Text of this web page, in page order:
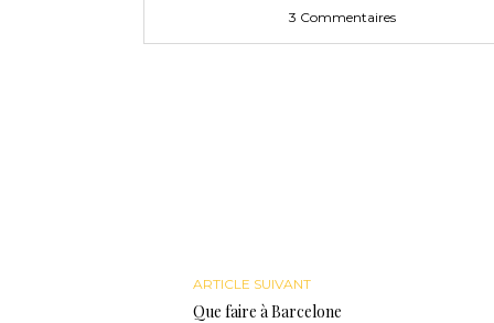
3 Commentaires
ARTICLE SUIVANT
Que faire à Barcelone